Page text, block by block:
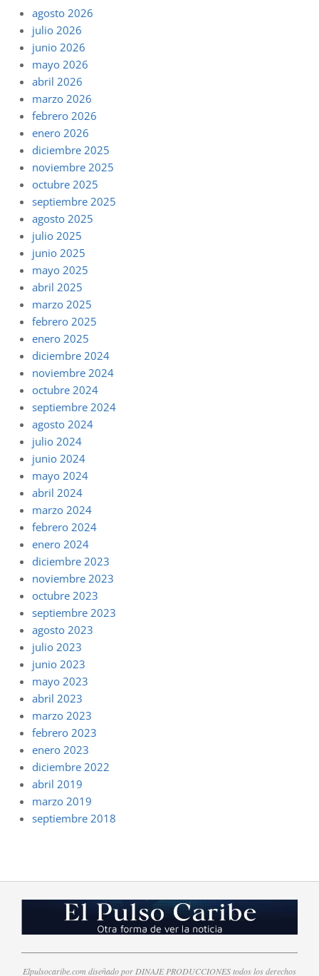
agosto 2026
julio 2026
junio 2026
mayo 2026
abril 2026
marzo 2026
febrero 2026
enero 2026
diciembre 2025
noviembre 2025
octubre 2025
septiembre 2025
agosto 2025
julio 2025
junio 2025
mayo 2025
abril 2025
marzo 2025
febrero 2025
enero 2025
diciembre 2024
noviembre 2024
octubre 2024
septiembre 2024
agosto 2024
julio 2024
junio 2024
mayo 2024
abril 2024
marzo 2024
febrero 2024
enero 2024
diciembre 2023
noviembre 2023
octubre 2023
septiembre 2023
agosto 2023
julio 2023
junio 2023
mayo 2023
abril 2023
marzo 2023
febrero 2023
enero 2023
diciembre 2022
abril 2019
marzo 2019
septiembre 2018
Elpulsocaribe.com diseñado por DINAJE PRODUCCIONES todos los derechos